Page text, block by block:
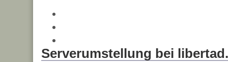
Serverumstellung bei